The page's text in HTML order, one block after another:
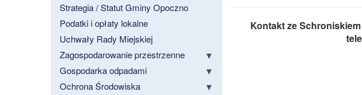
Strategia / Statut Gminy Opoczno
Podatki i opłaty lokalne
Uchwały Rady Miejskiej
Zagospodarowanie przestrzenne
Gospodarka odpadami
Ochrona Środowiska
Kontakt ze